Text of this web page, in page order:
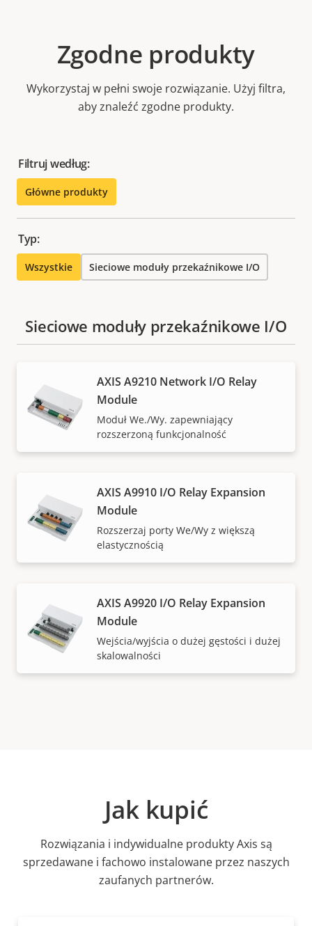
Zgodne produkty
Wykorzystaj w pełni swoje rozwiązanie. Użyj filtra,
aby znaleźć zgodne produkty.
Filtruj według:
Główne produkty
Typ:
Wszystkie Sieciowe moduły przekaźnikowe I/O
Sieciowe moduły przekaźnikowe I/O
AXIS A9210 Network I/O Relay
Module
Moduł We./Wy. zapewniający
rozszerzoną funkcjonalność
AXIS A9910 I/O Relay Expansion
Module
Rozszerzaj porty We/Wy z większą
elastycznością
AXIS A9920 I/O Relay Expansion
Module
Wejścia/wyjścia o dużej gęstości i dużej
skalowalności
Jak kupić
Rozwiązania i indywidualne produkty Axis są
sprzedawane i fachowo instalowane przez naszych
zaufanych partnerów.